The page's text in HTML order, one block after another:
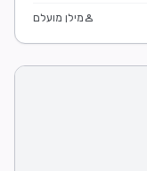
personמילן מועלם